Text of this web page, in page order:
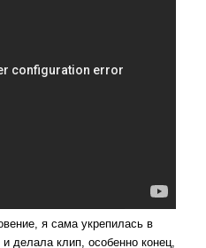
я сама укрепилась в
делала клип, особенно конец,